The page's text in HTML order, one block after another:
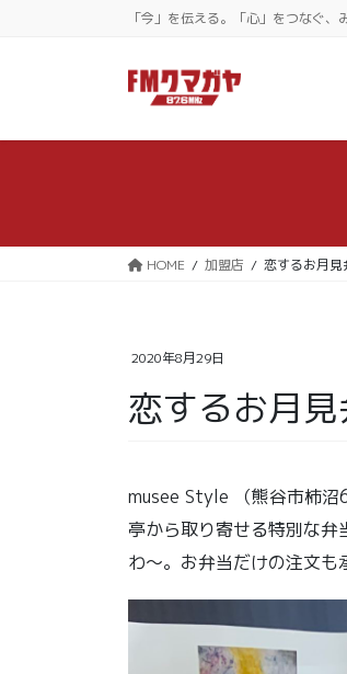
に
ョ
動
「今」を伝える。「心」をつなぐ、
HOME 加盟店 恋するお月見
2020年8月29日
恋するお月見
musee Style （熊谷市柿
亭から取り寄せる特別な
わ〜。お弁当だけの注文